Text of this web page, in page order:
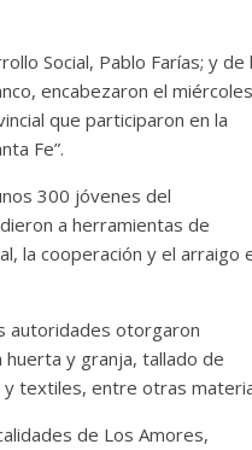
Social, Pablo Farías; y de
encabezaron el miércoles
que participaron en la
Fe”.
300 jóvenes del
a herramientas de
la cooperación y el arraigo
autoridades otorgaron
y granja, tallado de
y textiles, entre otras
de Los Amores,